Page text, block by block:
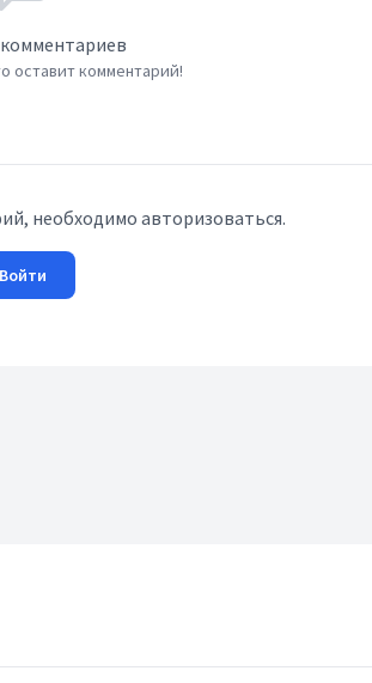
оставит комментарий!
необходимо авторизоваться.
Войти